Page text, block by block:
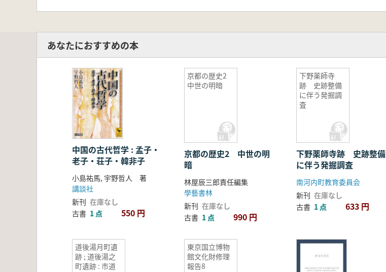
あなたにおすすめの本
中国の古代哲学 : 孟子・
老子・荘子・韓非子
小島祐馬, 宇野哲人 著
講談社
新刊 在庫なし
古書 1 点 550 円
京都の歴史2
中世の明暗
京都の歴史2 中世の明
暗
林屋辰三郎責任編集
學藝書林
新刊 在庫なし
古書 1 点 990 円
下野薬師寺
跡 史跡整備
に伴う発掘調
査
下野薬師寺跡 史跡整備
に伴う発掘調査
南河内町教育委員会
新刊 在庫なし
古書 1 点 633 円
道後湯月町遺
跡 ; 道後湯之
町遺跡 : 市道
東京国立博物
館文化財修理
報告8